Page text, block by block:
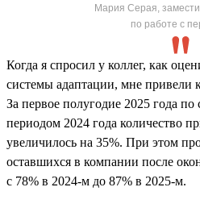
Мария Серая,
по работе с
Когда я спросил у коллег, как
системы адаптации, мне привели
За первое полугодие 2025 года
периодом 2024 года количество
увеличилось на 35%. При этом
оставшихся в компании после
с 78% в 2024-м до 87% в 2025-м.